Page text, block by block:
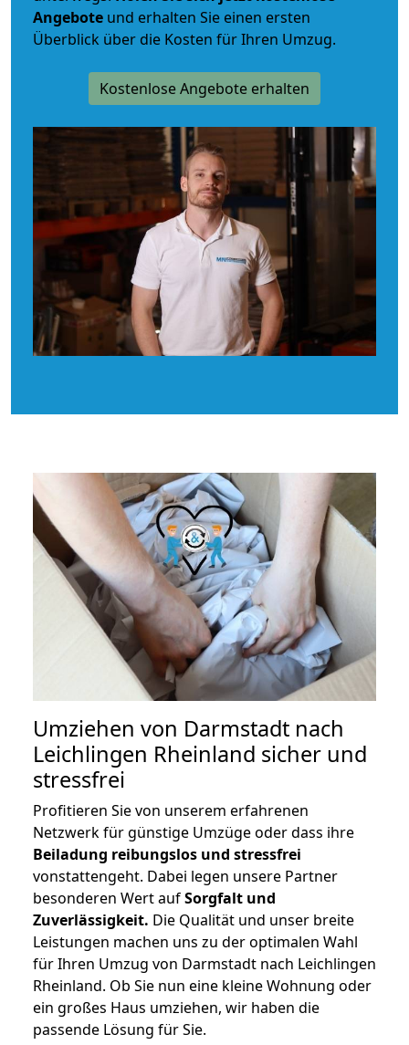
Angebote und erhalten Sie einen ersten
Überblick über die Kosten für Ihren Umzug.
Kostenlose Angebote erhalten
Umziehen von Darmstadt nach
Leichlingen Rheinland sicher und
stressfrei
Profitieren Sie von unserem erfahrenen
Netzwerk für günstige Umzüge oder dass ihre
Beiladung reibungslos und stressfrei
vonstattengeht. Dabei legen unsere Partner
besonderen Wert aufSorgfalt und
Zuverlässigkeit. Die Qualität und unser breite
Leistungen machen uns zu der optimalen Wahl
für Ihren Umzug von Darmstadt nach Leichlingen
Rheinland. Ob Sie nun eine kleine Wohnung oder
ein großes Haus umziehen, wir haben die
passende Lösung für Sie.